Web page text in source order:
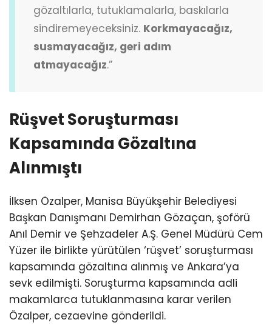
gözaltılarla, tutuklamalarla, baskılarla
sindiremeyeceksiniz. Korkmayacağız,
susmayacağız, geri adım
atmayacağız.”
Rüşvet Soruşturması
Kapsamında Gözaltına
Alınmıştı
İlksen Özalper, Manisa Büyükşehir Belediyesi
Başkan Danışmanı Demirhan Gözaçan, şoförü
Anıl Demir ve Şehzadeler A.Ş. Genel Müdürü Cem
Yüzer ile birlikte yürütülen ‘rüşvet’ soruşturması
kapsamında gözaltına alınmış ve Ankara’ya
sevk edilmişti. Soruşturma kapsamında adli
makamlarca tutuklanmasına karar verilen
Özalper, cezaevine gönderildi.